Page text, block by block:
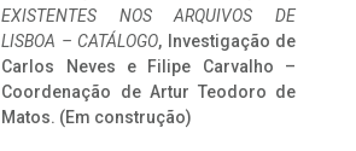
EXISTENTES NOS ARQUIVOS DE
LISBOA – CATÁLOGO, Investigação de
Carlos Neves e Filipe Carvalho –
Coordenação de Artur Teodoro de
Matos. (Em construção)